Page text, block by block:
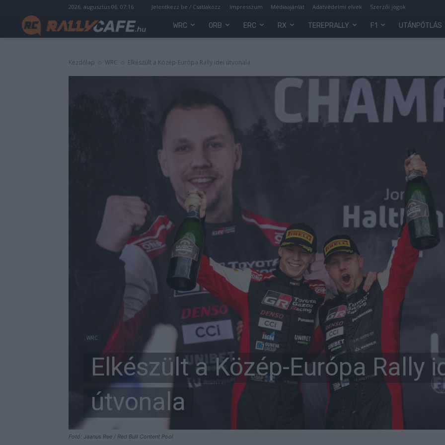
2026. augusztus 06. 07:16 Jelentkezz be / Csatlakozz Impresszum Médiaajánlat Adatvédelmi elvek Szerzői jogok
WRC ORB ERC RX TEREPRALLY F1 UTÁNPÓTLÁS
Kezdőlap WRC Elkészült a Közép-Európa Rally idei útvonala
Fotó: Jaanus Ree / Red Bull Content Pool
WRC
Elkészült a Közép-Európa Rally
útvonala